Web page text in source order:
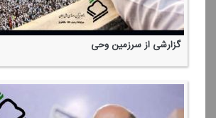
گزارشی از سرزمین وحی